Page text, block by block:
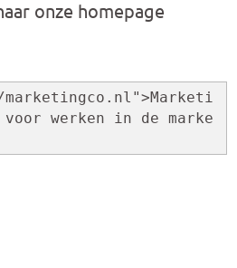
onze homepage
werken in de marke